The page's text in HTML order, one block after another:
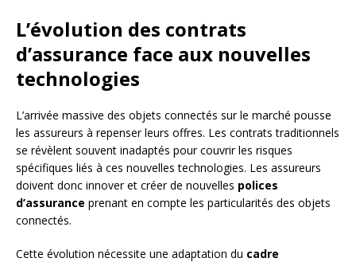
L’évolution des contrats
d’assurance face aux nouvelles
technologies
L’arrivée massive des objets connectés sur le marché pousse
les assureurs à repenser leurs offres. Les contrats traditionnels
se révèlent souvent inadaptés pour couvrir les risques
spécifiques liés à ces nouvelles technologies. Les assureurs
doivent donc innover et créer de nouvelles polices
d’assurance prenant en compte les particularités des objets
connectés.
Cette évolution nécessite une adaptation du cadre